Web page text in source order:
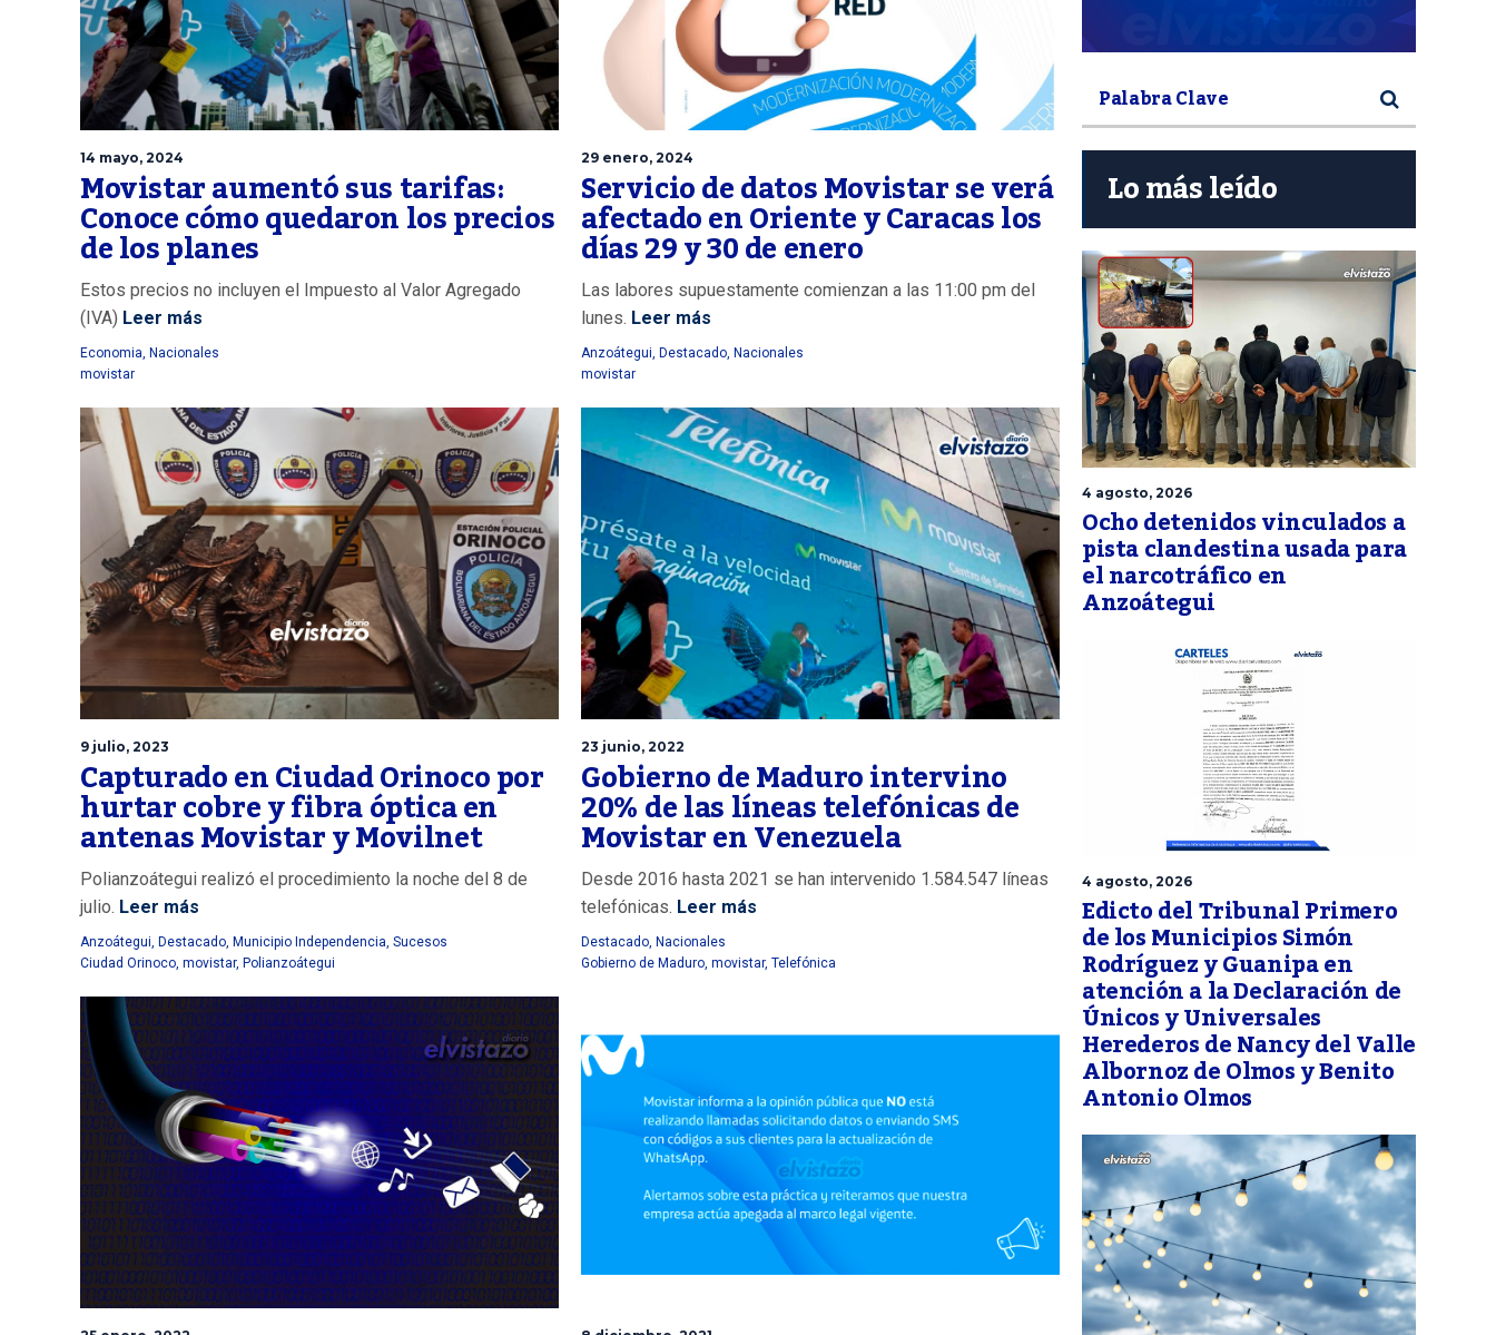
14 mayo, 2024
Movistar aumentó sus tarifas:
Conoce cómo quedaron los precios
de los planes
Estos precios no incluyen el Impuesto al Valor Agregado
(IVA) Leer más
Economia Nacionales
movistar
29 enero, 2024
Servicio de datos Movistar se verá
afectado en Oriente y Caracas los
días 29 y 30 de enero
Las labores supuestamente comienzan a las 11:00 pm del
lunes. Leer más
Anzoátegui Destacado Nacionales
movistar
9 julio, 2023
Capturado en Ciudad Orinoco por
hurtar cobre y fibra óptica en
antenas Movistar y Movilnet
Polianzoátegui realizó el procedimiento la noche del 8 de
julio. Leer más
Anzoátegui Destacado Municipio Independencia Sucesos
Ciudad Orinoco movistar, Polianzoátegui
23 junio, 2022
Gobierno de Maduro intervino
20% de las líneas telefónicas de
Movistar en Venezuela
Desde 2016 hasta 2021 se han intervenido 1.584.547 líneas
telefónicas. Leer más
Destacado Nacionales
Gobierno de Maduro movistar, Telefónica
Lo más leído
4 agosto, 2026
Ocho detenidos vinculados a
pista clandestina usada para
el narcotráfico en
Anzoátegui
4 agosto, 2026
Edicto del Tribunal Primero
de los Municipios Simón
Rodríguez y Guanipa en
atención a la Declaración de
Únicos y Universales
Herederos de Nancy del Valle
Albornoz de Olmos y Benito
Antonio Olmos